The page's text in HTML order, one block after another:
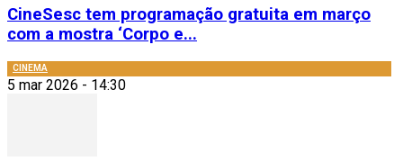
CineSesc tem programação gratuita em março
com a mostra ‘Corpo e...
CINEMA
5 mar 2026 - 14:30